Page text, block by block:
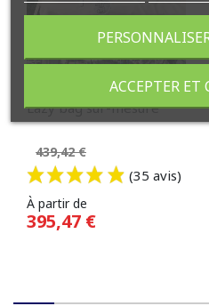
Lazy bag sur-mesure
Prix de base
439,42 €
(35 avis)
Prix
À partir de
395,47 €
ACCEPTER